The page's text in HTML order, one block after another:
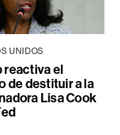
UNIDOS
reactiva el
de destituir a la
Lisa Cook